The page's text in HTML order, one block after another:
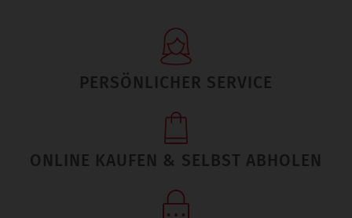
PERSÖNLICHER SERVICE
ONLINE KAUFEN & SELBST ABHOLEN